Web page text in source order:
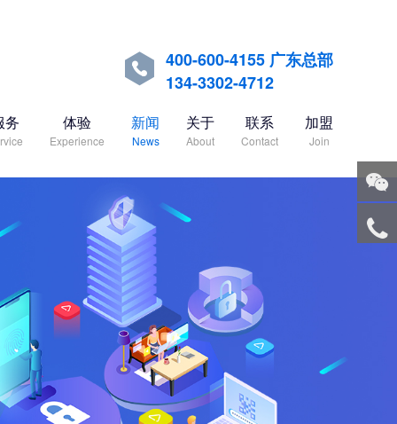

400-600-4155 广东总部
134-3302-4712
务 体验
Experience
新闻
News
关于
About
联系
Contact
加盟
Join
微信